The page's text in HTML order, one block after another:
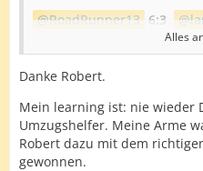
RoadRunner13 6:3
https://lidarts.org/game/
Danke Hendrik,
viel Licht und Schatten auf
immer eine angenehme
Alles
Danke Robert.
Mein learning ist: nie wieder
Umzugshelfer. Meine Arme
Robert dazu mit dem
gewonnen.